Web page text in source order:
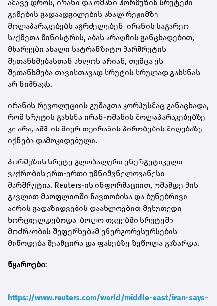
ამავე დროს, ირანი და ომანი ჰორმუზის სრუტეში
გემების გადაადგილების ახალ რეჟიმზე
მოლაპარაკებებს აგრძელებენ. ირანის საგარეო
საქმეთა მინისტრის, აბას არაღჩის განცხადებით,
მხარეები ახალი სატრანზიტო მარშრუტის
შეთანხმებასთან ახლოს არიან, თუმცა ეს
შეთანხმება თავისთავად სრუტის სრულად გახსნას
არ ნიშნავს.
ირანის რევოლუციის გუშაგთა კორპუსმაც განაცხადა,
რომ სრუტის გახსნა ირან-ომანის მოლაპარაკებებზე
კი არა, აშშ-ის მიერ თეირანის პირობების მიღებაზე
იქნება დამოკიდებული.
ჰორმუზის სრუტე გლობალური ენერგეტიკული
ვაჭრობის ერთ-ერთი უმნიშვნელოვანესი
მარშრუტია. Reuters-ის ინფორმაციით, ომამდე მის
გავლით მსოფლიოში ნავთობისა და ბუნებრივი
აირის გადაზიდვების დაახლოებით მეხუთედი
ხორციელდებოდა. ბოლო თვეებში სრუტეში
მოძრაობის შეფერხებამ ენერგორესურსების
მიწოდება შეამცირა და ფასებზე ზეწოლა გაზარდა.
წყაროები:
https://www.reuters.com/world/middle-east/iran-says-